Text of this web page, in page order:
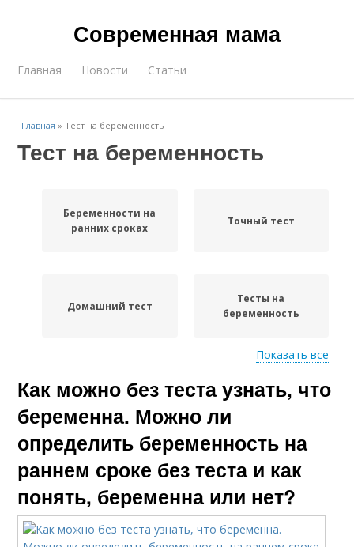
Современная мама
Главная Новости Статьи
Главная »Тест на беременность
Тест на беременность
Беременности на
ранних сроках
Точный тест
Домашний тест
Тесты на
беременность
Народные тесты Народный тест
Беременности без
теста
Живот при
Показать все
Как можно без теста узнать, что
беременна. Можно ли
определить беременность на
раннем сроке без теста и как
понять, беременна или нет?